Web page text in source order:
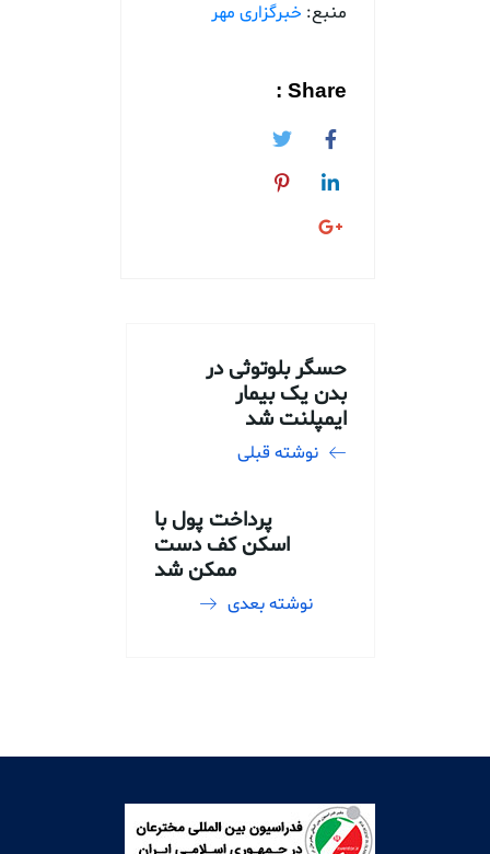
منبع: خبرگزاری مهر
Share :
حسگر بلوتوثی در
بدن یک بیمار
ایمپلنت شد
نوشته قبلی
پرداخت پول با
اسکن کف دست
ممکن شد
نوشته بعدی